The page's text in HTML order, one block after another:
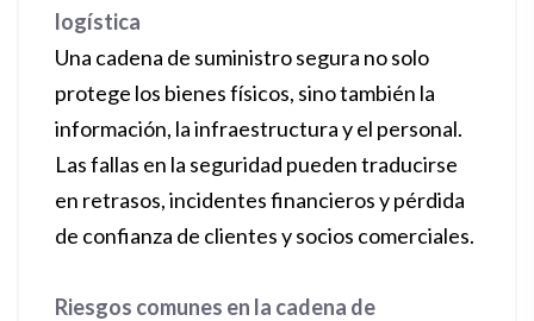
logística
Una cadena de suministro segura no solo
protege los bienes físicos, sino también la
información, la infraestructura y el personal.
Las fallas en la seguridad pueden traducirse
en retrasos, incidentes financieros y pérdida
de confianza de clientes y socios comerciales.
Riesgos comunes en la cadena de